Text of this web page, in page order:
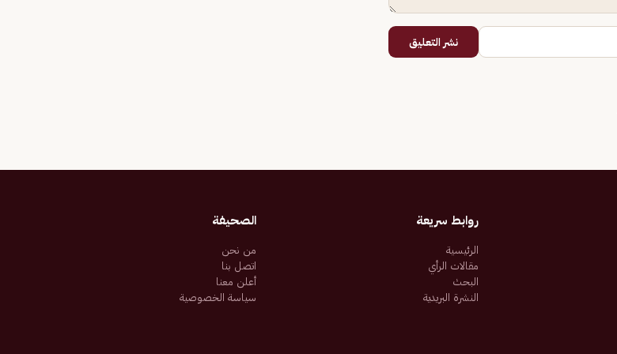
نشر التعليق
روابط سريعة
الرئيسية
مقالات الرأي
البحث
النشرة البريدية
الصحيفة
من نحن
اتصل بنا
أعلن معنا
سياسة الخصوصية